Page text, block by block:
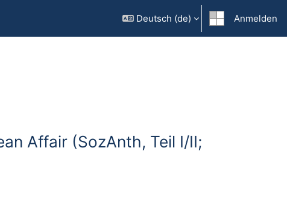
Deutsch ‎(de)‎ Anmelden
Affair (SozAnth, Teil I/II;